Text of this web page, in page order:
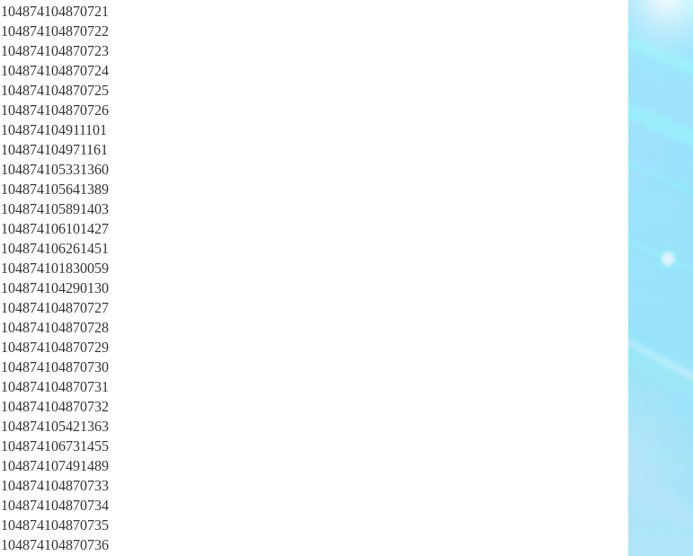
104874104870721
104874104870722
104874104870723
104874104870724
104874104870725
104874104870726
104874104911101
104874104971161
104874105331360
104874105641389
104874105891403
104874106101427
104874106261451
104874101830059
104874104290130
104874104870727
104874104870728
104874104870729
104874104870730
104874104870731
104874104870732
104874105421363
104874106731455
104874107491489
104874104870733
104874104870734
104874104870735
104874104870736